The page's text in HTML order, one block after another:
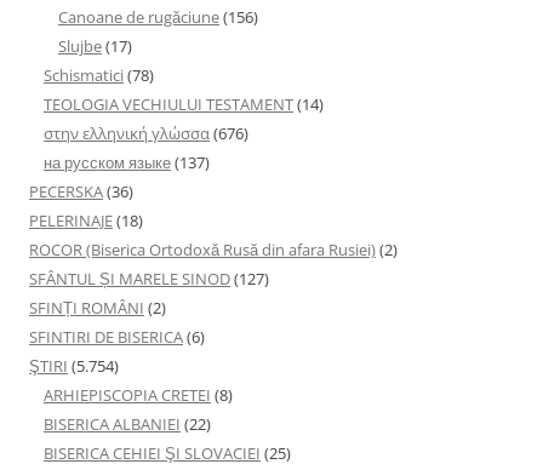
Canoane de rugăciune(156)
Slujbe(17)
Schismatici(78)
TEOLOGIA VECHIULUI TESTAMENT(14)
στην ελληνική γλώσσα(676)
на русском языке(137)
PECERSKA(36)
PELERINAJE(18)
ROCOR (Biserica Ortodoxă Rusă din afara Rusiei)(2)
SFÂNTUL ȘI MARELE SINOD(127)
SFINȚI ROMÂNI (2)
SFINTIRI DE BISERICA(6)
ŞTIRI (5.754)
ARHIEPISCOPIA CRETEI (8)
BISERICA ALBANIEI (22)
BISERICA CEHIEI ŞI SLOVACIEI (25)